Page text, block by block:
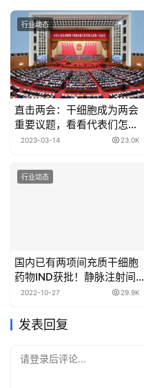
行业动态
直击两会：干细胞成为两会
重要议题，看看代表们怎么
说2023-03-14 23.0K
行业动态
国内已有两项间充质干细胞
药物IND获批！静脉注射间充
质干细胞或可促进患者运动
2022-10-27 29.9K
发表回复
请登录后评论...